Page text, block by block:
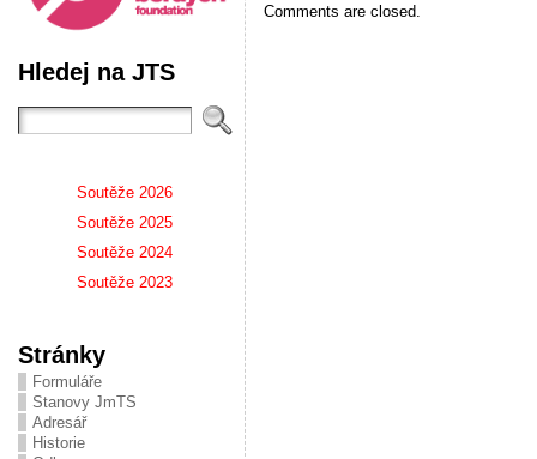
Hledej na JTS
Soutěže 2026
Soutěže 2025
Soutěže 2024
Soutěže 2023
Stránky
Formuláře
Stanovy JmTS
Adresář
Historie
Comments are closed.